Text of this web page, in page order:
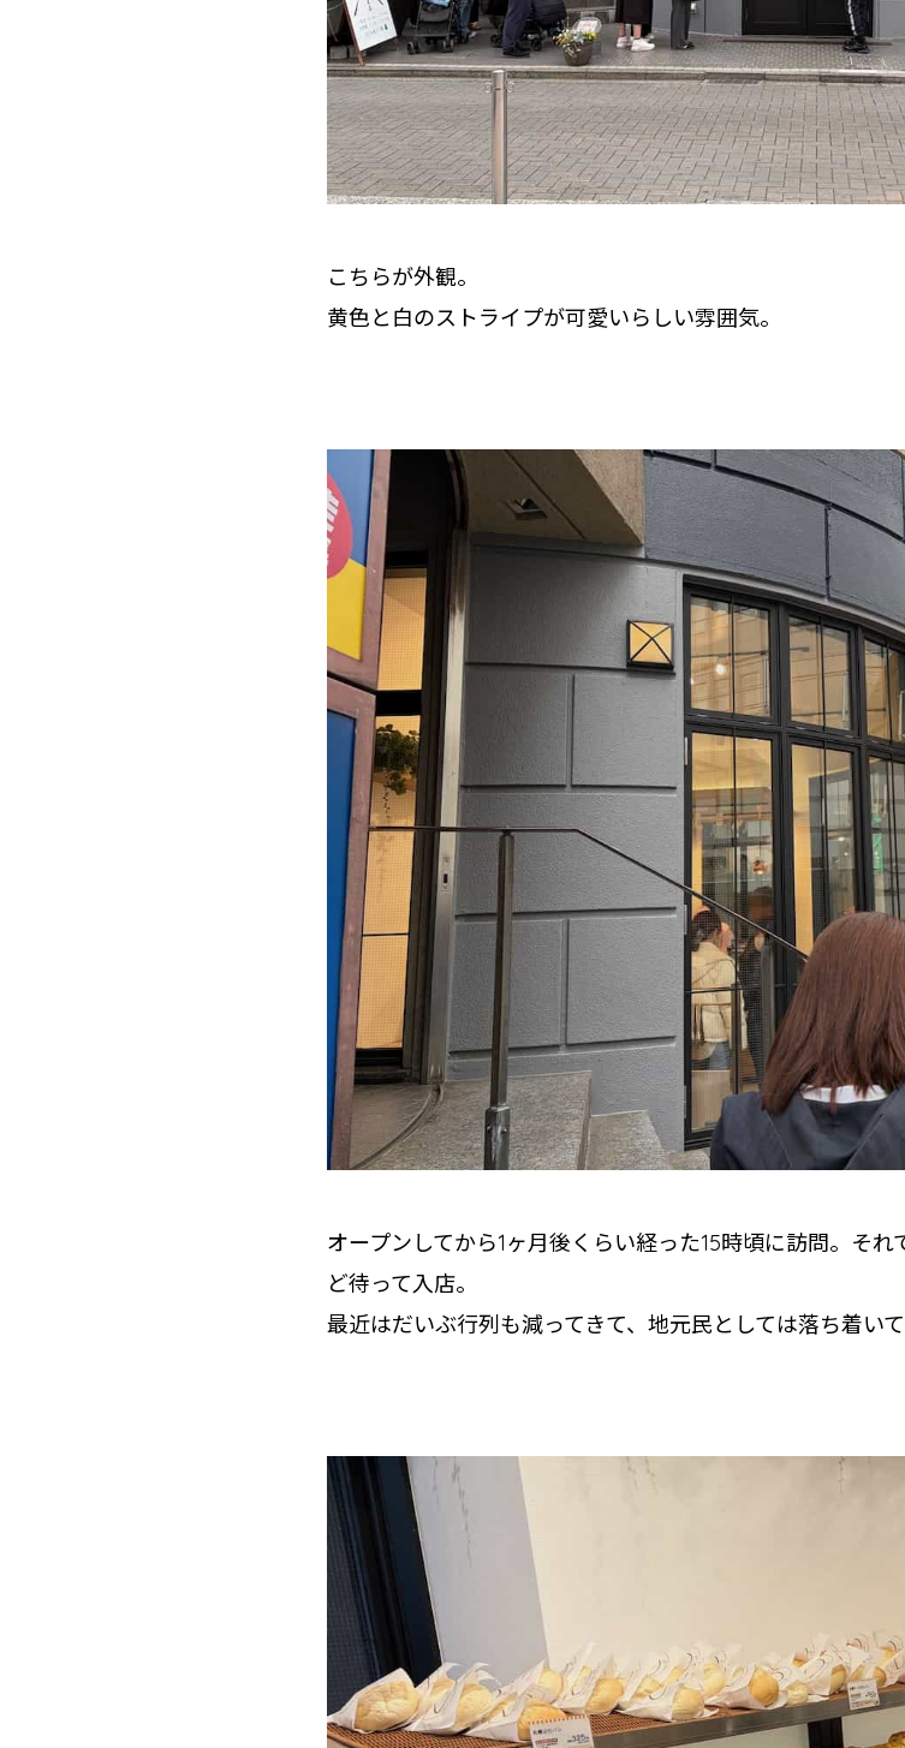
こちらが外観。
黄色と白のストライプが可愛いらしい雰囲気。
オープンしてから1ヶ月後くらい経った15時頃に訪問。そ
ど待って入店。
最近はだいぶ行列も減ってきて、地元民としては落ち着いて